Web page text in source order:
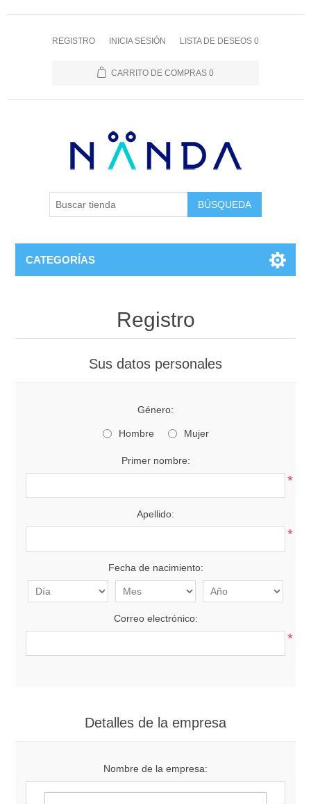
REGISTRO INICIA SESIÓN LISTA DE DESEOS 0
CARRITO DE COMPRAS 0
BÚSQUEDA
CATEGORÍAS
Registro
Sus datos personales
Género:
Hombre Mujer
Primer nombre:
*
Apellido:
*
Fecha de nacimiento:
Correo electrónico:
*
Detalles de la empresa
Nombre de la empresa: